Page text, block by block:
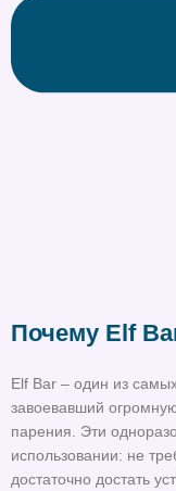
Почему Elf
Elf Bar – один из
завоевавший
парения. Эти
использовании: не
достаточно достать